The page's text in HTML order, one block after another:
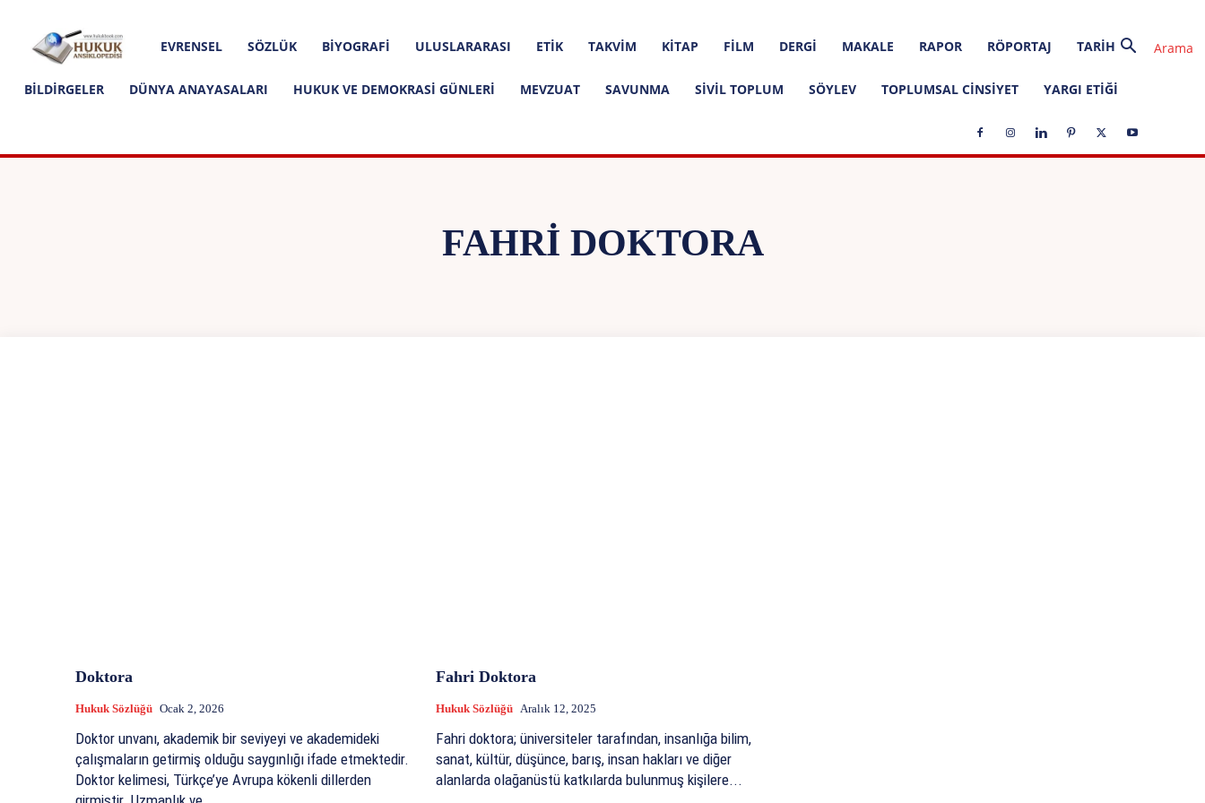
Hukuk
Ansiklopedisi
EVRENSEL SÖZLÜK BIYOGRAFI ULUSLARARASI ETIK TAKVIM KITAP FILM DERGI MAKALE RAPOR RÖPORTAJ TARIH
BILDIRGELER DÜNYA ANAYASALARI HUKUK VE DEMOKRASI GÜNLERI MEVZUAT SAVUNMA SIVIL TOPLUM SÖYLEV TOPLUMSAL CINSIYET YARGI ETIĞI
FAHRI DOKTORA
Doktora
Hukuk Sözlüğü Ocak 2, 2026
Doktor unvanı, akademik bir seviyeyi ve akademideki
çalışmaların getirmiş olduğu saygınlığı ifade etmektedir.
Doktor kelimesi, Türkçe’ye Avrupa kökenli dillerden
Fahri Doktora
Hukuk Sözlüğü Aralık 12, 2025
Fahri doktora; üniversiteler tarafından, insanlığa bilim,
sanat, kültür, düşünce, barış, insan hakları ve diğer
alanlarda olağanüstü katkılarda bulunmuş kişilere...